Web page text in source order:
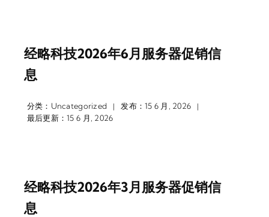
经略科技2026年6月服务器促销信
息
分类： Uncategorized | 发布：15 6 月, 2026
|
最后更新：15 6 月, 2026
经略科技2026年3月服务器促销信
息